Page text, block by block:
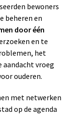
bewoners
beheren en
door één
en te
het
aandacht vroeg
ouderen.
met netwerken
op de agenda